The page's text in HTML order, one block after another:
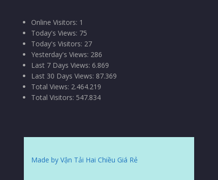
Online Visitors: 1
Today's Views: 75
Today's Visitors: 27
Yesterday's Views: 286
Last 7 Days Views: 6.869
Last 30 Days Views: 87.369
Total Views: 2.464.219
Total Visitors: 547.834
Made by Vận Tải Hai Chiều Giá Rẻ